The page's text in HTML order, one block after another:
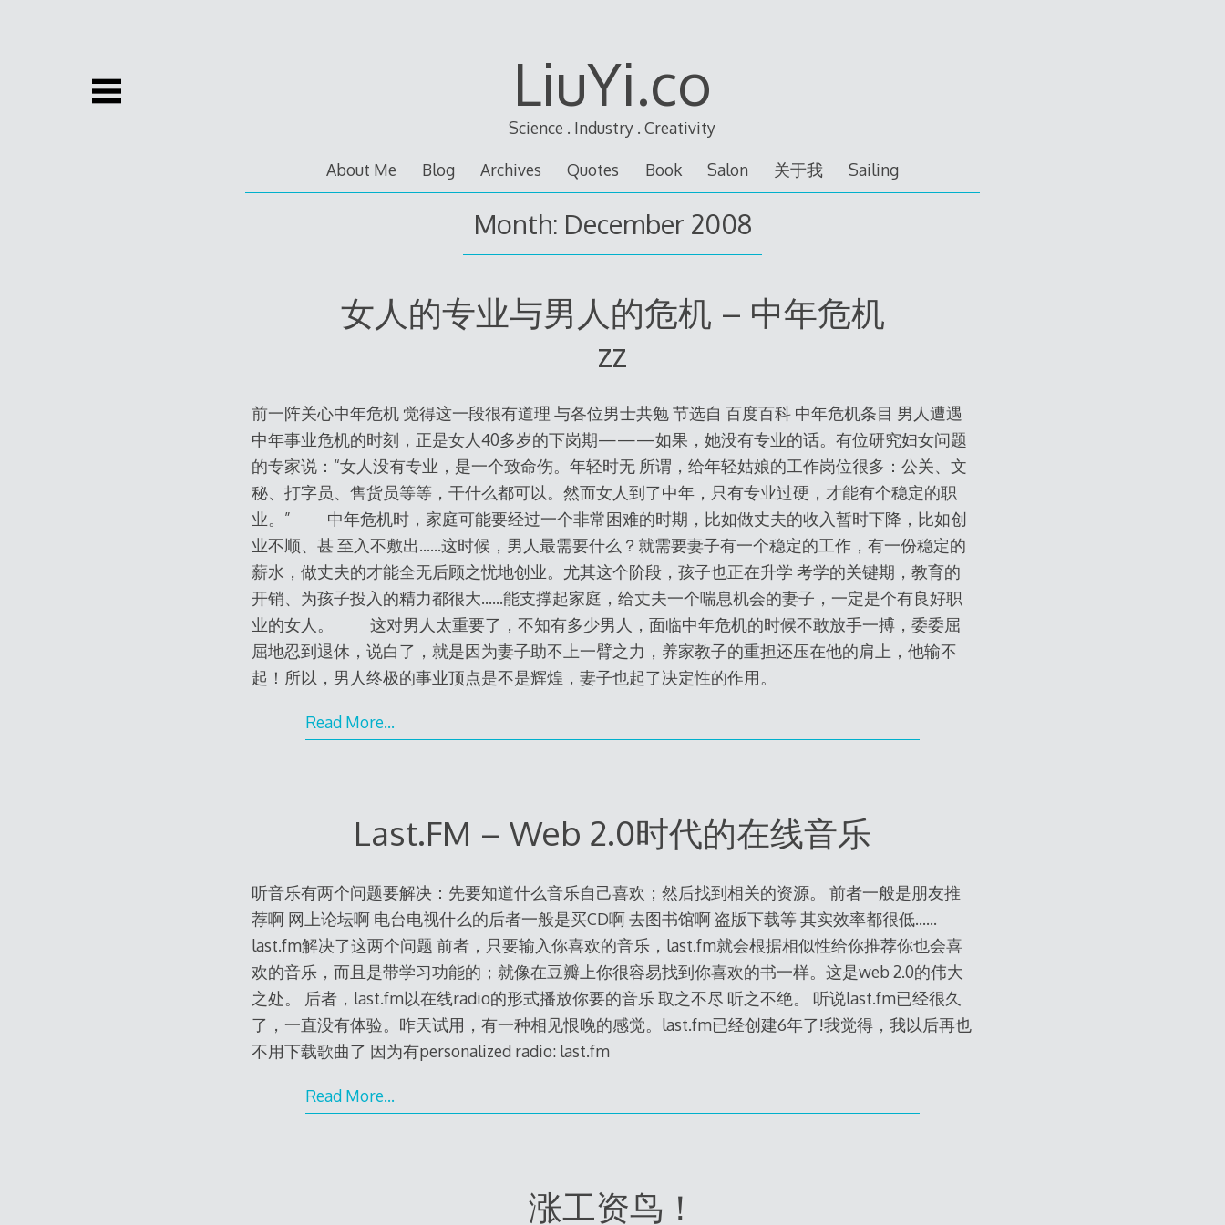
LiuYi.co
Science . Industry . Creativity
About Me Blog Archives Quotes Book Salon 关于我 Sailing
Month: December 2008
女人的专业与男人的危机 – 中年危机
zz
前一阵关心中年危机 觉得这一段很有道理 与各位男士共勉 节选自 百度百科 中年危机条目 男人遭遇
中年事业危机的时刻，正是女人40多岁的下岗期———如果，她没有专业的话。有位研究妇女问题
的专家说：“女人没有专业，是一个致命伤。年轻时无 所谓，给年轻姑娘的工作岗位很多：公关、文
秘、打字员、售货员等等，干什么都可以。然而女人到了中年，只有专业过硬，才能有个稳定的职
业。” 中年危机时，家庭可能要经过一个非常困难的时期，比如做丈夫的收入暂时下降，比如创
业不顺、甚 至入不敷出……这时候，男人最需要什么？就需要妻子有一个稳定的工作，有一份稳定的
薪水，做丈夫的才能全无后顾之忧地创业。尤其这个阶段，孩子也正在升学 考学的关键期，教育的
开销、为孩子投入的精力都很大……能支撑起家庭，给丈夫一个喘息机会的妻子，一定是个有良好职
业的女人。 这对男人太重要了，不知有多少男人，面临中年危机的时候不敢放手一搏，委委屈
屈地忍到退休，说白了，就是因为妻子助不上一臂之力，养家教子的重担还压在他的肩上，他输不
起！所以，男人终极的事业顶点是不是辉煌，妻子也起了决定性的作用。
Read More…
Last.FM – Web 2.0时代的在线音乐
听音乐有两个问题要解决：先要知道什么音乐自己喜欢；然后找到相关的资源。 前者一般是朋友推
荐啊 网上论坛啊 电台电视什么的后者一般是买CD啊 去图书馆啊 盗版下载等 其实效率都很低……
last.fm解决了这两个问题 前者，只要输入你喜欢的音乐，last.fm就会根据相似性给你推荐你也会喜
欢的音乐，而且是带学习功能的；就像在豆瓣上你很容易找到你喜欢的书一样。这是web 2.0的伟大
之处。 后者，last.fm以在线radio的形式播放你要的音乐 取之不尽 听之不绝。 听说last.fm已经很久
了，一直没有体验。昨天试用，有一种相见恨晚的感觉。last.fm已经创建6年了!我觉得，我以后再也
不用下载歌曲了 因为有personalized radio: last.fm
Read More…
涨工资鸟！